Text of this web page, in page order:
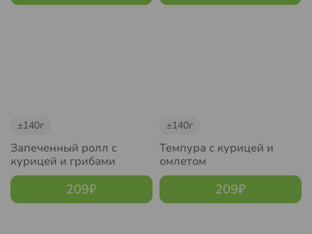
±140г
Запеченный ролл с
курицей и грибами
209₽
±140г
Темпура с курицей и
омлетом
209₽